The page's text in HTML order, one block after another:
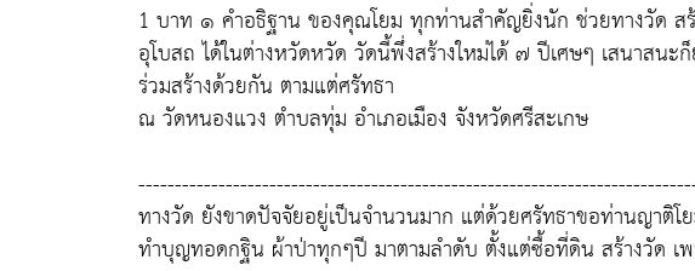
1 บาท ๑ คำอธิฐาน ของคุณโยม ทุกท่านสำคัญยิ่งนัก ช่วยทางวัด ส
อุโบสถ ได้ในต่างหวัดหวัด วัดนี้พึ่งสร้างใหม่ได้ ๗ ปีเศษๆ เสนาสน
ร่วมสร้างด้วยกัน ตามแต่ศรัทธา
ณ วัดหนองแวง ตำบลทุ่ม อำเภอเมือง จังหวัดศรีสะเกษ
ทางวัด ยังขาดปัจจัยอยู่เป็นจำนวนมาก แต่ด้วยศรัทธาขอท่านญาติโ
ทำบุญทอดกฐิน ผ้าป่าทุกๆปี มาตามลำดับ ตั้งแต่ซื้อที่ดิน สร้างวัด เ